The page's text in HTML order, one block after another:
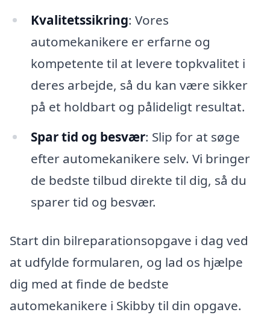
Kvalitetssikring: Vores
automekanikere er erfarne og
kompetente til at levere topkvalitet i
deres arbejde, så du kan være sikker
på et holdbart og pålideligt resultat.
Spar tid og besvær: Slip for at søge
efter automekanikere selv. Vi bringer
de bedste tilbud direkte til dig, så du
sparer tid og besvær.
Start din bilreparationsopgave i dag ved
at udfylde formularen, og lad os hjælpe
dig med at finde de bedste
automekanikere i Skibby til din opgave.